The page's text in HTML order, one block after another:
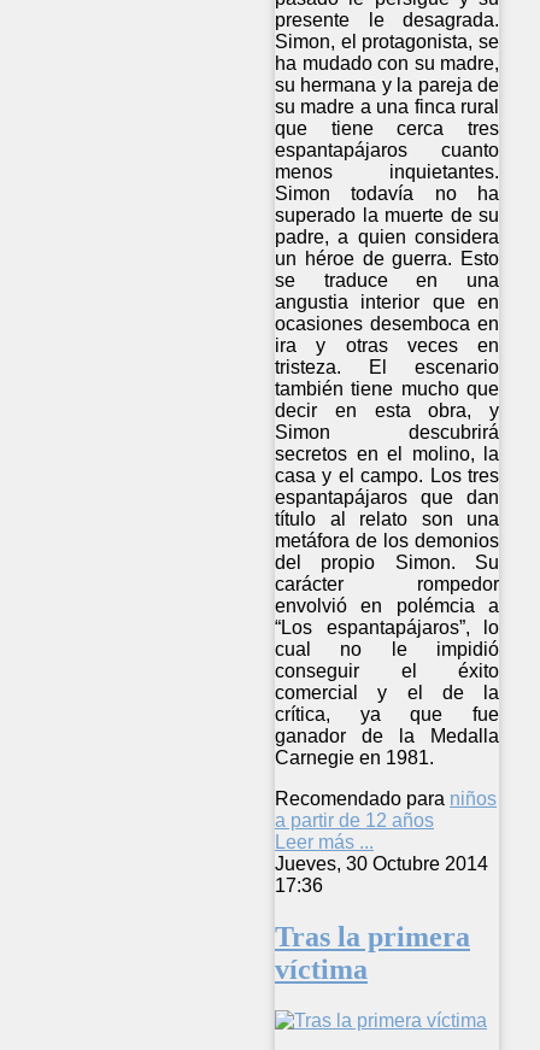
presente le desagrada.
Simon, el protagonista, se
ha mudado con su madre,
su hermana y la pareja de
su madre a una finca rural
que tiene cerca tres
espantapájaros cuanto
menos inquietantes.
Simon todavía no ha
superado la muerte de su
padre, a quien considera
un héroe de guerra. Esto
se traduce en una
angustia interior que en
ocasiones desemboca en
ira y otras veces en
tristeza. El escenario
también tiene mucho que
decir en esta obra, y
Simon descubrirá
secretos en el molino, la
casa y el campo. Los tres
espantapájaros que dan
título al relato son una
metáfora de los demonios
del propio Simon. Su
carácter rompedor
envolvió en polémcia a
“Los espantapájaros”, lo
cual no le impidió
conseguir el éxito
comercial y el de la
crítica, ya que fue
ganador de la Medalla
Carnegie en 1981.
Recomendado para niños
a partir de 12 años
Leer más ...
Jueves, 30 Octubre 2014
17:36
Tras la primera
víctima